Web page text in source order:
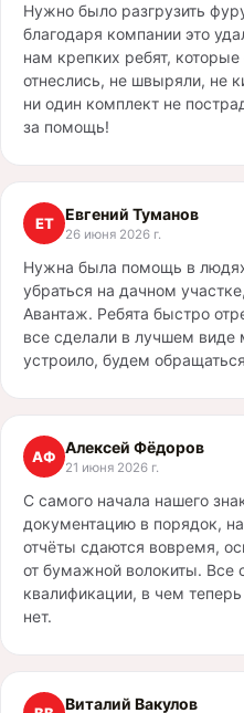
Нужно было разгрузить
благодаря компании это
нам крепких ребят, которые
отнеслись, не швыряли, не
ни один комплект не
за помощь!
ЕТ Евгений Туманов
26 июня 2026 г.
Нужна была помощь в
убраться на дачном
Авантаж. Ребята быстро
все сделали в лучшем
устроило, будем
АФ Алексей Фёдоров
21 июня 2026 г.
С самого начала нашего
документацию в порядок,
отчёты сдаются вовремя,
от бумажной волокиты. Все
квалификации, в чем
нет.
Виталий Вакулов